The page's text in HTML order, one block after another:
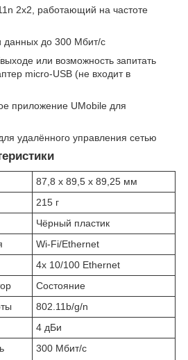
2x2, работающий на частоте
данных до 300 Мбит/с
или возможность запитать
micro-USB (не входит в
приложение UMobile для
удалённого управления сетью
87,8 x 89,5 x 89,25 мм
215 г
Чёрный пластик
Wi-Fi/Ethernet
4х 10/100 Ethernet
Состояние
802.11b/g/n
4 дБи
300 Мбит/с